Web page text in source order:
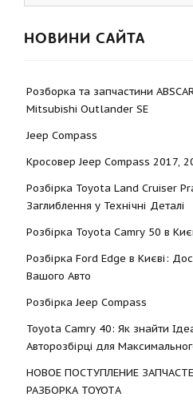
НОВИНИ САЙТА
Розборка та запчастини
Mitsubishi Outlander SE
Jeep Compass
Кросовер Jeep Compass 2017,
Розбірка Toyota Land Cruiser
Заглиблення у Технічні Деталі
Розбірка Toyota Camry 50 в
Розбірка Ford Edge в Києві:
Вашого Авто
Розбірка Jeep Compass
Toyota Camry 40: Як знайти
Авторозбірці для
НОВОЕ ПОСТУПЛЕНИЕ
РАЗБОРКА TOYOTА